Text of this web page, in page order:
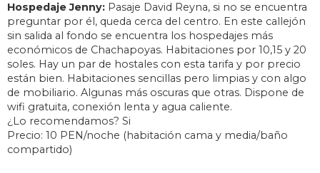
Hospedaje Jenny: Pasaje David Reyna, si no se encuentra
preguntar por él, queda cerca del centro. En este callejón
sin salida al fondo se encuentra los hospedajes más
económicos de Chachapoyas. Habitaciones por 10,15 y 20
soles. Hay un par de hostales con esta tarifa y por precio
están bien. Habitaciones sencillas pero limpias y con algo
de mobiliario. Algunas más oscuras que otras. Dispone de
wifi gratuita, conexión lenta y agua caliente.
¿Lo recomendamos? Si
Precio: 10 PEN/noche (habitación cama y media/baño
compartido)